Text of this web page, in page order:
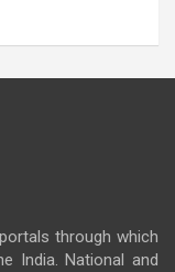
through which
India. National and